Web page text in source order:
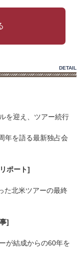
DETAIL
を迎え、ツアー続行
年を語る最新独占会
ポート]
た北米ツアーの最終
]
が結成からの60年を